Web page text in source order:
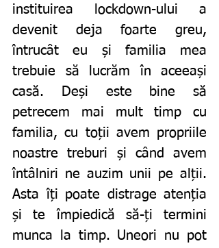
instituirea lockdown-ului a
devenit deja foarte greu,
întrucât eu și familia mea
trebuie să lucrăm în aceeași
casă. Deși este bine să
petrecem mai mult timp cu
familia, cu toții avem propriile
noastre treburi și când avem
întâlniri ne auzim unii pe alții.
Asta îți poate distrage atenția
și te împiedică să-ți termini
munca la timp. Uneori nu pot